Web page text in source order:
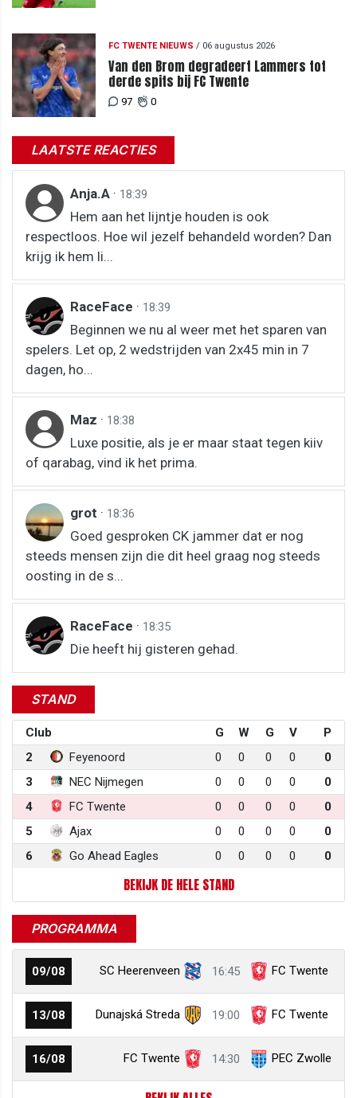
FC TWENTE NIEUWS / 06 augustus 2026
Van den Brom degradeert Lammers tot
derde spits bij FC Twente
97 0
LAATSTE REACTIES
Anja.A · 18:39
Hem aan het lijntje houden is ook
respectloos. Hoe wil jezelf behandeld worden? Dan
krijg ik hem li...
RaceFace · 18:39
Beginnen we nu al weer met het sparen van
spelers. Let op, 2 wedstrijden van 2x45 min in 7
dagen, ho...
Maz · 18:38
Luxe positie, als je er maar staat tegen kiiv
of qarabag, vind ik het prima.
grot · 18:36
Goed gesproken CK jammer dat er nog
steeds mensen zijn die dit heel graag nog steeds
oosting in de s...
RaceFace · 18:35
Die heeft hij gisteren gehad.
STAND
Club G W G V
P
2
Feyenoord 0 0 0 0
0
3
NEC Nijmegen 0 0 0 0
0
4
FC Twente 0 0 0 0
0
5
Ajax 0 0 0 0
0
6
Go Ahead Eagles 0 0 0 0 0
BEKIJK DE HELE STAND
PROGRAMMA
09/08 SC Heerenveen 16:45 FC Twente
13/08 Dunajská Streda 19:00 FC Twente
16/08 FC Twente 14:30 PEC Zwolle